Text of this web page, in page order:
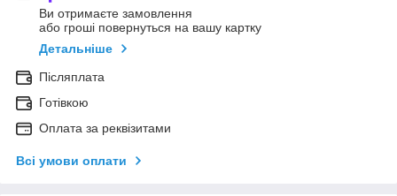
Ви отримаєте замовлення
або гроші повернуться на вашу картку
Детальніше
Післяплата
Готівкою
Оплата за реквізитами
Всі умови оплати